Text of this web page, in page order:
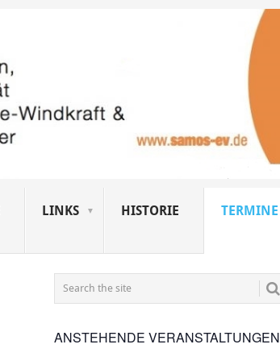
LINKS HISTORIE TERMINE
ANSTEHENDE VERANSTALTUNGEN